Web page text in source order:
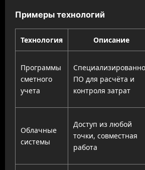
Примеры технологий
Технология Описание
Программы
сметного
учета
ПО для расчёта и
контроля затрат
Облачные
системы
Доступ из любой
точки, совместная
работа